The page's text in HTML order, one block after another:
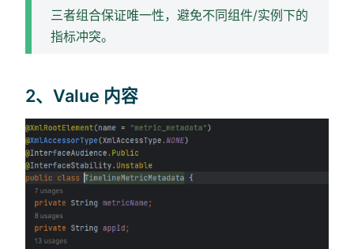
三者组合保证唯一性，避免不同组件/实例下的
指标冲突。
2、Value 内容